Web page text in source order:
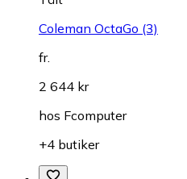
Coleman OctaGo (3)
fr.
2 644 kr
hos Fcomputer
+4 butiker